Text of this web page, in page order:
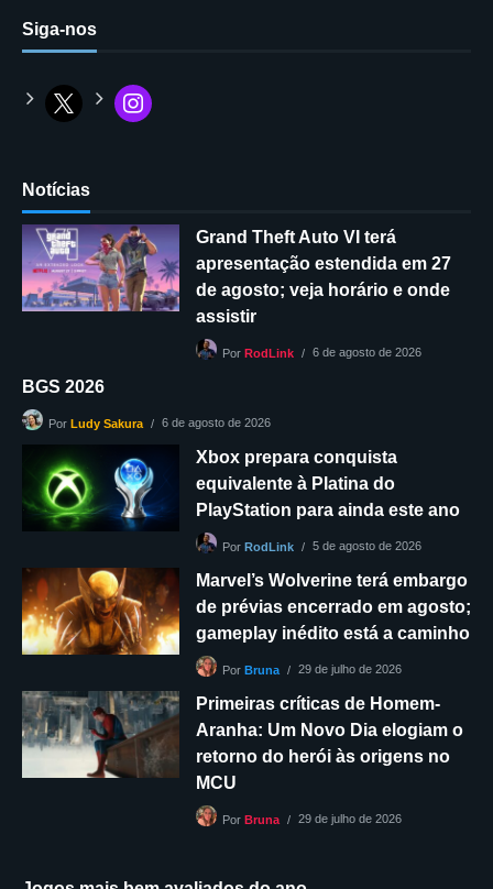
Siga-nos
Notícias
Grand Theft Auto VI terá
apresentação estendida em 27
de agosto; veja horário e onde
assistir
Por RodLink 6 de agosto de 2026
BGS 2026
Por Ludy Sakura 6 de agosto de 2026
Xbox prepara conquista
equivalente à Platina do
PlayStation para ainda este ano
Por RodLink 5 de agosto de 2026
Marvel’s Wolverine terá embargo
de prévias encerrado em agosto;
gameplay inédito está a caminho
Por Bruna 29 de julho de 2026
Primeiras críticas de Homem-
Aranha: Um Novo Dia elogiam o
retorno do herói às origens no
MCU
Por Bruna 29 de julho de 2026